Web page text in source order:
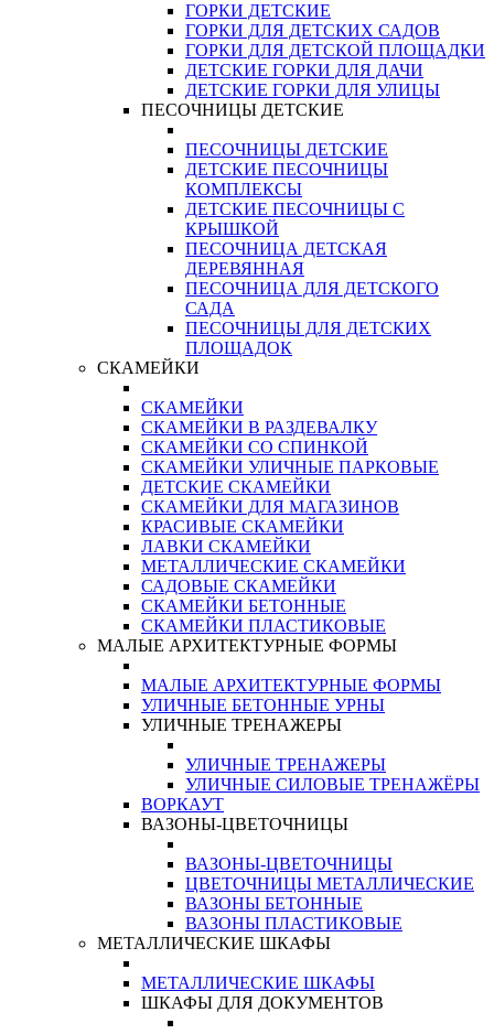
ГОРКИ ДЕТСКИЕ
ГОРКИ ДЛЯ ДЕТСКИХ САДОВ
ГОРКИ ДЛЯ ДЕТСКОЙ ПЛОЩАДКИ
ДЕТСКИЕ ГОРКИ ДЛЯ ДАЧИ
ДЕТСКИЕ ГОРКИ ДЛЯ УЛИЦЫ
ПЕСОЧНИЦЫ ДЕТСКИЕ
ПЕСОЧНИЦЫ ДЕТСКИЕ
ДЕТСКИЕ ПЕСОЧНИЦЫ
КОМПЛЕКСЫ
ДЕТСКИЕ ПЕСОЧНИЦЫ С
КРЫШКОЙ
ПЕСОЧНИЦА ДЕТСКАЯ
ДЕРЕВЯННАЯ
ПЕСОЧНИЦА ДЛЯ ДЕТСКОГО
САДА
ПЕСОЧНИЦЫ ДЛЯ ДЕТСКИХ
ПЛОЩАДОК
СКАМЕЙКИ
СКАМЕЙКИ
СКАМЕЙКИ В РАЗДЕВАЛКУ
СКАМЕЙКИ СО СПИНКОЙ
СКАМЕЙКИ УЛИЧНЫЕ ПАРКОВЫЕ
ДЕТСКИЕ СКАМЕЙКИ
СКАМЕЙКИ ДЛЯ МАГАЗИНОВ
КРАСИВЫЕ СКАМЕЙКИ
ЛАВКИ СКАМЕЙКИ
МЕТАЛЛИЧЕСКИЕ СКАМЕЙКИ
САДОВЫЕ СКАМЕЙКИ
СКАМЕЙКИ БЕТОННЫЕ
СКАМЕЙКИ ПЛАСТИКОВЫЕ
МАЛЫЕ АРХИТЕКТУРНЫЕ ФОРМЫ
МАЛЫЕ АРХИТЕКТУРНЫЕ ФОРМЫ
УЛИЧНЫЕ БЕТОННЫЕ УРНЫ
УЛИЧНЫЕ ТРЕНАЖЕРЫ
УЛИЧНЫЕ ТРЕНАЖЕРЫ
УЛИЧНЫЕ СИЛОВЫЕ ТРЕНАЖЁРЫ
ВОРКАУТ
ВАЗОНЫ-ЦВЕТОЧНИЦЫ
ВАЗОНЫ-ЦВЕТОЧНИЦЫ
ЦВЕТОЧНИЦЫ МЕТАЛЛИЧЕСКИЕ
ВАЗОНЫ БЕТОННЫЕ
ВАЗОНЫ ПЛАСТИКОВЫЕ
МЕТАЛЛИЧЕСКИЕ ШКАФЫ
МЕТАЛЛИЧЕСКИЕ ШКАФЫ
ШКАФЫ ДЛЯ ДОКУМЕНТОВ